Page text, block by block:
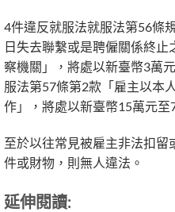
4件違反就服法就服法第56條
日失去聯繫或是聘僱關係終
察機關」，將處以新臺幣3萬
服法第57條第2款「雇主以本
作」，將處以新臺幣15萬元至
至於以往常見被雇主非法扣
件或財物，則無人違法。
延伸閱讀: